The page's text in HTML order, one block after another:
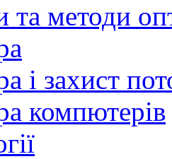
методи
і захист
компютерів